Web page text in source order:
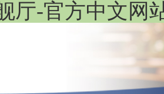
厅-官方中文网